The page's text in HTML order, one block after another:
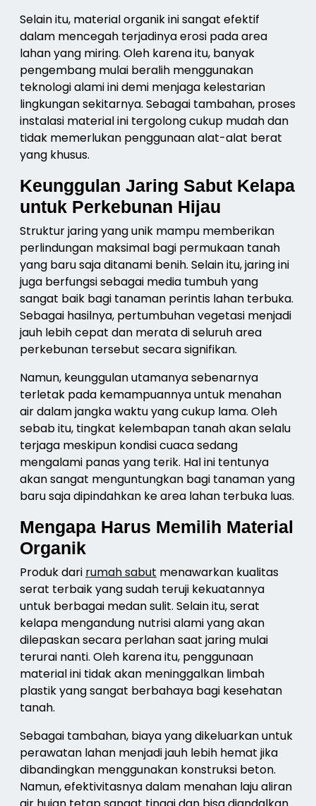
Selain itu, material organik ini sangat efektif
dalam mencegah terjadinya erosi pada area
lahan yang miring. Oleh karena itu, banyak
pengembang mulai beralih menggunakan
teknologi alami ini demi menjaga kelestarian
lingkungan sekitarnya. Sebagai tambahan, proses
instalasi material ini tergolong cukup mudah dan
tidak memerlukan penggunaan alat-alat berat
yang khusus.
Keunggulan Jaring Sabut Kelapa
untuk Perkebunan Hijau
Struktur jaring yang unik mampu memberikan
perlindungan maksimal bagi permukaan tanah
yang baru saja ditanami benih. Selain itu, jaring ini
juga berfungsi sebagai media tumbuh yang
sangat baik bagi tanaman perintis lahan terbuka.
Sebagai hasilnya, pertumbuhan vegetasi menjadi
jauh lebih cepat dan merata di seluruh area
perkebunan tersebut secara signifikan.
Namun, keunggulan utamanya sebenarnya
terletak pada kemampuannya untuk menahan
air dalam jangka waktu yang cukup lama. Oleh
sebab itu, tingkat kelembapan tanah akan selalu
terjaga meskipun kondisi cuaca sedang
mengalami panas yang terik. Hal ini tentunya
akan sangat menguntungkan bagi tanaman yang
baru saja dipindahkan ke area lahan terbuka luas.
Mengapa Harus Memilih Material
Organik
Produk dari rumah sabut menawarkan kualitas
serat terbaik yang sudah teruji kekuatannya
untuk berbagai medan sulit. Selain itu, serat
kelapa mengandung nutrisi alami yang akan
dilepaskan secara perlahan saat jaring mulai
terurai nanti. Oleh karena itu, penggunaan
material ini tidak akan meninggalkan limbah
plastik yang sangat berbahaya bagi kesehatan
tanah.
Sebagai tambahan, biaya yang dikeluarkan untuk
perawatan lahan menjadi jauh lebih hemat jika
dibandingkan menggunakan konstruksi beton.
Namun, efektivitasnya dalam menahan laju aliran